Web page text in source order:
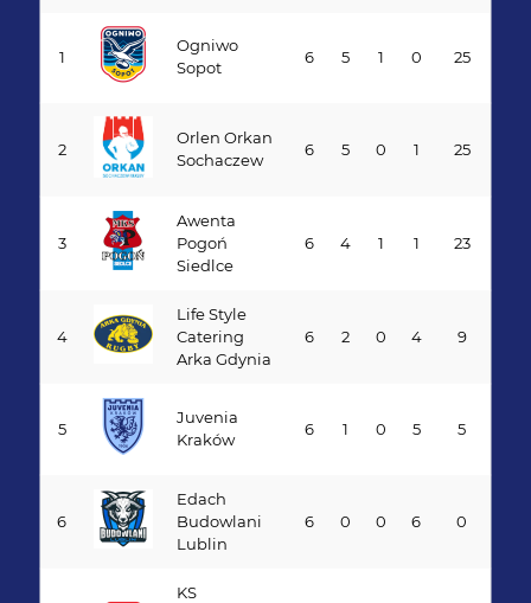
1
Ogniwo
Sopot
6 5 1 0 25
2
Orlen Orkan
Sochaczew
6 5 0 1 25
3
Awenta
Pogoń
Siedlce
6 4 1 1 23
4
Life Style
Catering
Arka Gdynia
6 2 0 4 9
5
Juvenia
Kraków
6 1 0 5 5
6
Edach
Budowlani
Lublin
6 0 0 6 0
KS